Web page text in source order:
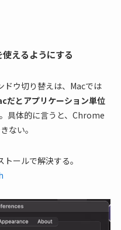
えるようにする
ウ切り替えは、Macでは
だとアプリケーション単位
具体的に言うと、Chrome
ない。
ールで解決する。